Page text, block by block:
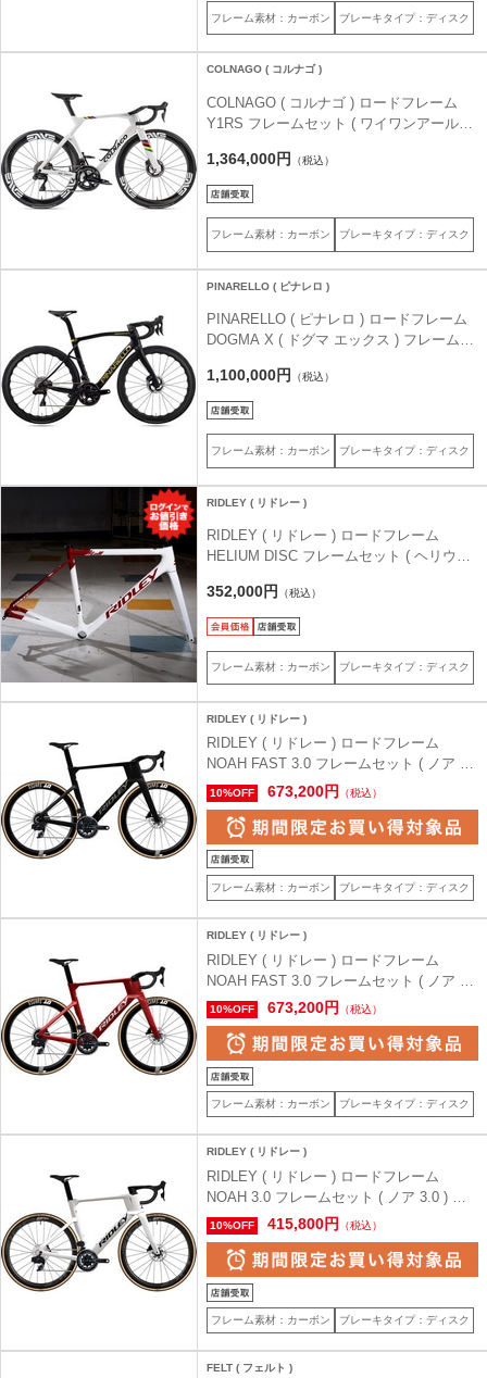
フレーム素材：カーボン ブレーキタイプ：ディスク
COLNAGO ( コルナゴ )
COLNAGO ( コルナゴ ) ロードフレーム
Y1RS フレームセット ( ワイワンアールエ
身長目安175cm前後 )
1,364,000円 （税込）
フレーム素材：カーボン ブレーキタイプ：ディスク
PINARELLO ( ピナレロ )
PINARELLO ( ピナレロ ) ロードフレーム
DOGMA X ( ドグマ エックス ) フレームセ
ク ゴールド マット ) 50 (適正身長目安
165cm前後)
1,100,000円 （税込）
フレーム素材：カーボン ブレーキタイプ：ディスク
RIDLEY ( リドレー )
RIDLEY ( リドレー ) ロードフレーム
HELIUM DISC フレームセット ( ヘリウム
安150cm前後 )
352,000円 （税込）
フレーム素材：カーボン ブレーキタイプ：ディスク
RIDLEY ( リドレー )
RIDLEY ( リドレー ) ロードフレーム
NOAH FAST 3.0 フレームセット ( ノア フ
ァスト 3.0 ) マットブラック XS ( 身長目安
165cm前後 )
10%OFF 673,200円 （税込）
フレーム素材：カーボン ブレーキタイプ：ディスク
RIDLEY ( リドレー )
RIDLEY ( リドレー ) ロードフレーム
NOAH FAST 3.0 フレームセット ( ノア フ
ァスト 3.0 ) キャンディレッド S ( 身長目
安175cm前後 )
10%OFF 673,200円 （税込）
フレーム素材：カーボン ブレーキタイプ：ディスク
RIDLEY ( リドレー )
RIDLEY ( リドレー ) ロードフレーム
NOAH 3.0 フレームセット ( ノア 3.0 ) パ
ールホワイト XXS ( 身長目安150cm前後 )
10%OFF 415,800円 （税込）
フレーム素材：カーボン ブレーキタイプ：ディスク
FELT ( フェルト )